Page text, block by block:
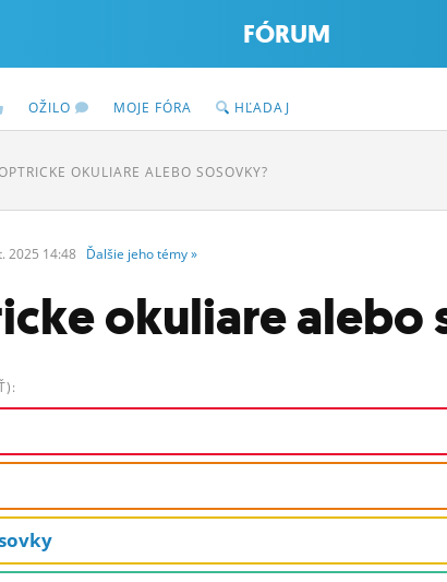
FÓRUM
OŽILO MOJE FÓRA HĽADAJ
OKULIARE ALEBO SOSOVKY?
2025 14:48 Ďalšie jehotémy»
okuliare alebo